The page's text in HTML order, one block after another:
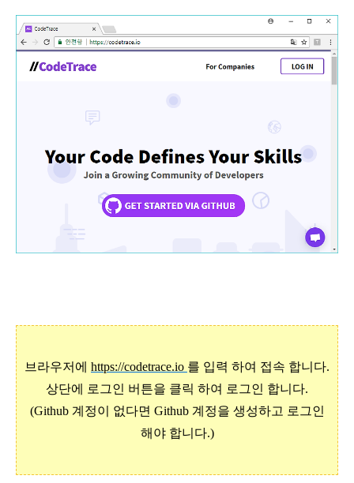
브라우저에 https://codetrace.io 를 입력 하여 접속 합니다.
상단에 로그인 버튼을 클릭 하여 로그인 합니다.
(Github 계정이 없다면 Github 계정을 생성하고 로그인
해야 합니다.)